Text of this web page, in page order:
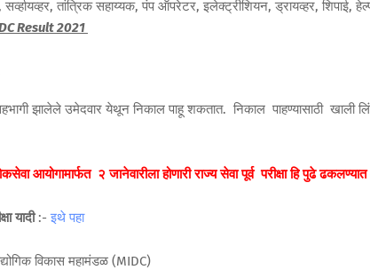
तांत्रिक सहाय्यक, पंप ऑपरेटर, इलेक्ट्रीशियन, ड्रायव्हर, शिपाई,
Result 2021
झालेले उमेदवार येथून निकाल पाहू शकतात. निकाल पाहण्यासाठी
आयोगामार्फत २ जानेवारीला होणारी राज्य सेवा पूर्व परीक्षा हि पुढे
यादी:-इथे पहा
विकास महामंडळ (MIDC)